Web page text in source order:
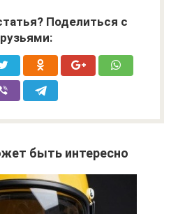
Поделиться с
быть интересно